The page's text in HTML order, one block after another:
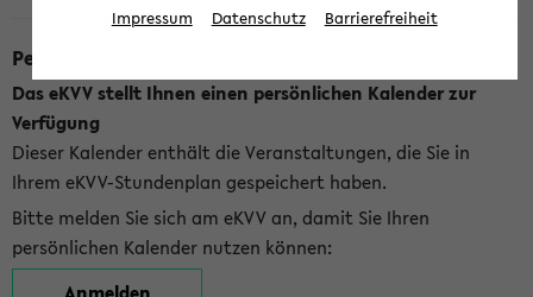
Persönlicher Kalender
Das eKVV stellt Ihnen einen persönlichen Kalender zur
Verfügung
Dieser Kalender enthält die Veranstaltungen, die Sie in
Ihrem eKVV-Stundenplan gespeichert haben.
Bitte melden Sie sich am eKVV an, damit Sie Ihren
persönlichen Kalender nutzen können:
Anmelden
Impressum Datenschutz Barrierefreiheit